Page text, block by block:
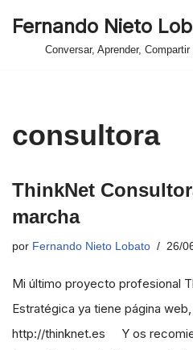
Fernando Nieto
Conversar, Aprender, Compartir
consultora
ThinkNet
marcha
por Fernando Nieto Lobato 26/
Mi último proyecto profesional
Estratégica ya tiene página
http://thinknet.es Y os